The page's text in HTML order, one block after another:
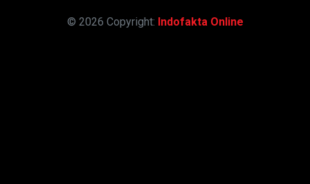
© 2026 Copyright: Indofakta Online